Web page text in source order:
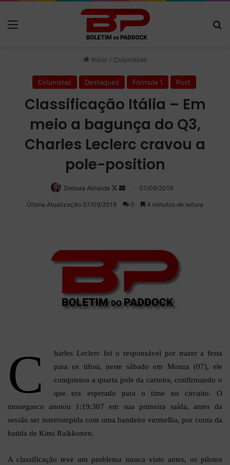
Início / Colunistas
Colunistas Destaques Fórmula 1 Post
Classificação Itália – Em
meio a bagunça do Q3,
Charles Leclerc cravou a
pole-position
Debora Almeida
Follow
on
Mande
um
07/09/2019
Última Atualização 07/09/2019 0 4 minutos de leitura
C
harles Leclerc foi o responsável por trazer a festa
para os tifosi, neste sábado em Monza (07), ele
conquistou a quarta pole da carreira, confirmando o
que era esperado para o time no circuito. O
monegasco anotou 1:19:307 em sua primeira saída, antes da
sessão ser interrompida com uma bandeira vermelha, por conta da
batida de Kimi Raikkonen.
A classificação teve um problema nunca visto antes, os pilotos